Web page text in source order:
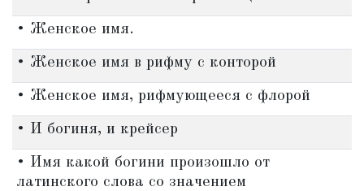
• Женское имя.
• Женское имя в рифму с конторой
• Женское имя, рифмующееся с флорой
• И богиня, и крейсер
• Имя какой богини произошло от
латинского слова со значением